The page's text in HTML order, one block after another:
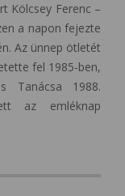
Kölcsey Ferenc –
a napon fejezte
Az ünnep ötletét
fel 1985-ben,
Tanácsa 1988.
az emléknap